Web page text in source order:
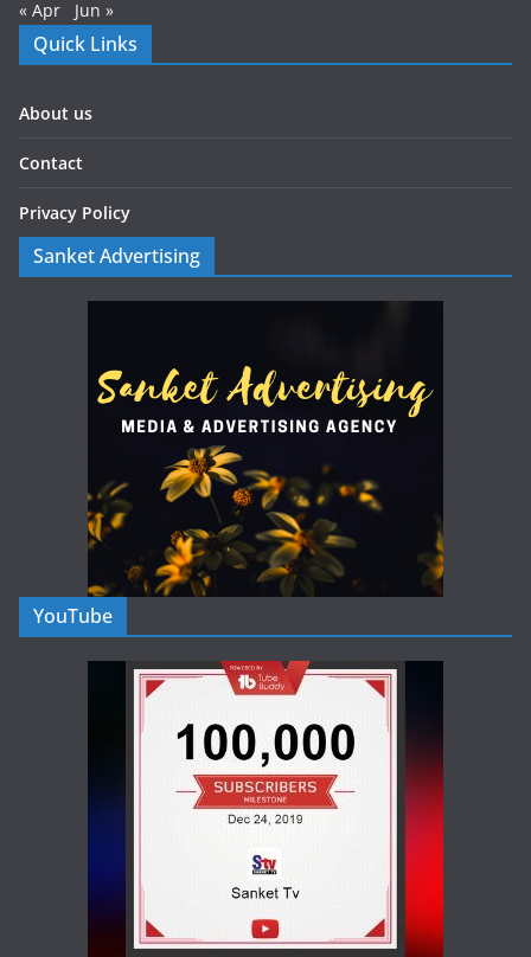
« Apr Jun »
Quick Links
About us
Contact
Privacy Policy
Sanket Advertising
YouTube